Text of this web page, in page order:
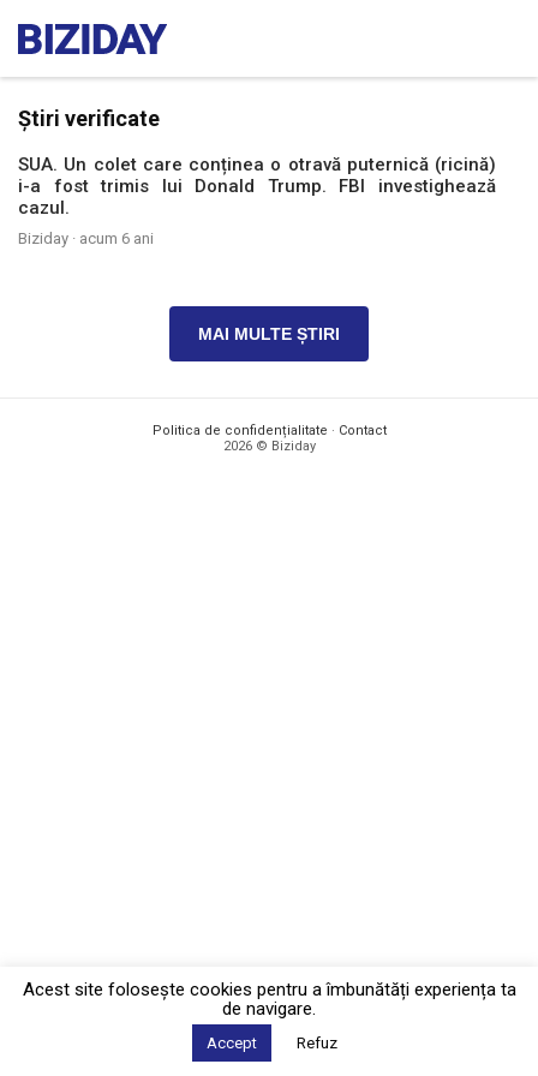
Știri verificate
SUA. Un colet care conținea o otravă puternică (ricină)
i-a fost trimis lui Donald Trump. FBI investighează
cazul.
Biziday · acum 6 ani
MAI MULTE ȘTIRI
Politica de confidențialitate · Contact
2026 © Biziday
Acest site foloseşte cookies pentru a îmbunătăți experiența ta
de navigare.
Accept Refuz